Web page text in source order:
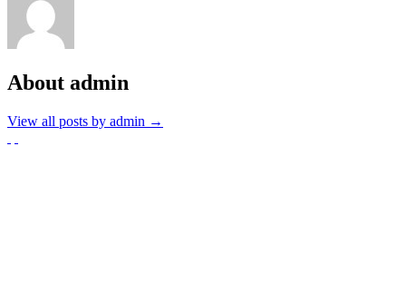
About admin
View all posts by admin →